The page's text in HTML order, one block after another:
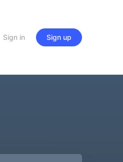
Sign in Sign up